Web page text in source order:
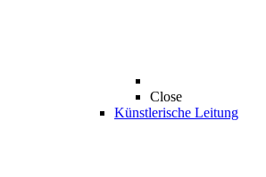
Close
Künstlerische Leitung